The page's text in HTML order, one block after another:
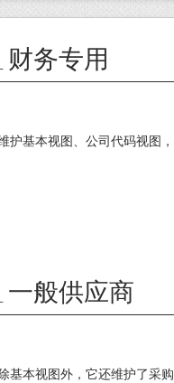
务专用
基本视图、公司代码视图，
般供应商
基本视图外，它还维护了采购